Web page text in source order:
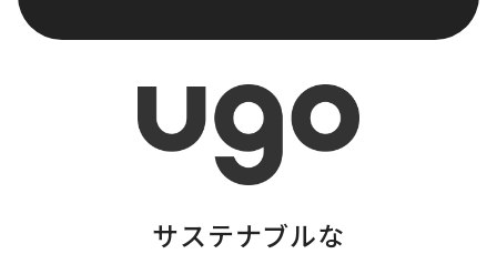
サステナブルな